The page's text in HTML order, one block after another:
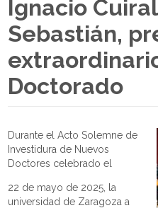
Ignacio
Sebastián,
Doctorado
Durante el Acto Solemne de
Investidura de Nuevos
Doctores celebrado el
22 de mayo de 2025, la
universidad de Zaragoza a